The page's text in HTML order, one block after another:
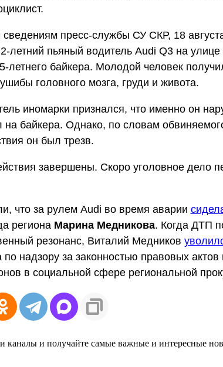
пресс-службы СУ СКР, 18
летний пьяный водитель Audi Q3 на
летнего байкера. Молодой человек
головного мозга, груди и живота.
иномарки признался, что именно он
на байкера. Однако, по словам
он был трезв.
завершены. Скоро уголовное дело
что за рулем Audi во время аварии
региона Марина Медникова. Когда ДТП
резонанс, Виталий Медников
по надзору за законностью правовых актов
в социальной сфере региональной
каналы и получайте самые важные и интересные